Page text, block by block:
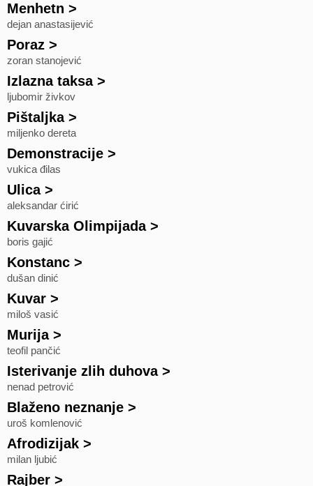
Menhetn >
dejan anastasijević
Poraz >
zoran stanojević
Izlazna taksa>
ljubomir živkov
Pištaljka>
miljenko dereta
Demonstracije >
vukica đilas
Ulica>
aleksandar ćirić
Kuvarska Olimpijada>
boris gajić
Konstanc >
dušan dinić
Kuvar >
miloš vasić
Murija>
teofil pančić
Isterivanje zlih duhova>
nenad petrović
Blaženo neznanje >
uroš komlenović
Afrodizijak >
milan ljubić
Rajber >